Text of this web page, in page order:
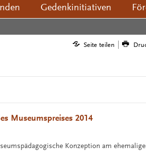
Gedenkinitiativen
Seite teilen
Museumspreises 2014
Konzeption am